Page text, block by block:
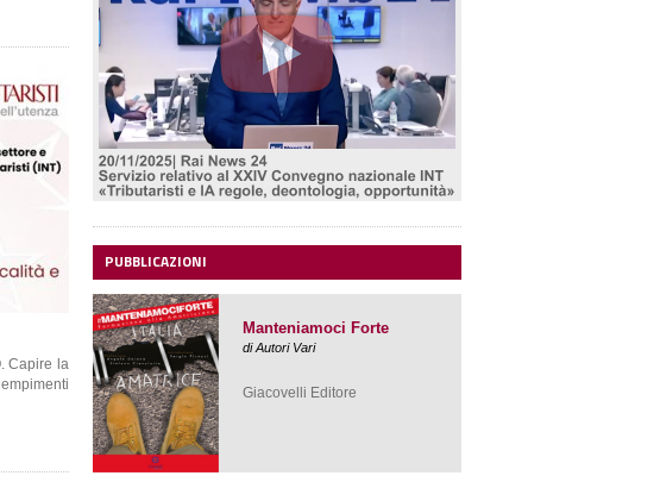
Capire la
PUBBLICAZIONI
Rilanciare l'Italia facendo
cose semplici.Cosa fare e
perché farlo
di Angelo Deiana
Manteniamoci Forte
di Autori Vari
Giacovelli Editore